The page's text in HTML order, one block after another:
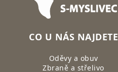
CO U NÁS NAJDETE
Oděvy a obuv
Zbraně a střelivo